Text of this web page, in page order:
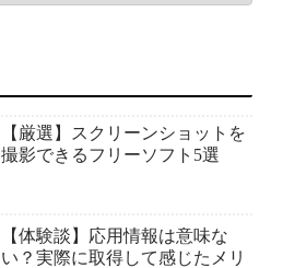
【厳選】スクリーンショットを
撮影できるフリーソフト5選
【体験談】応用情報は意味な
い？実際に取得して感じたメリ